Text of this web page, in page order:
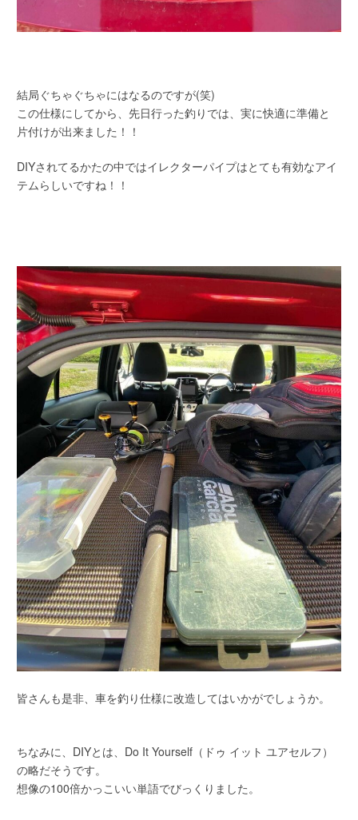
結局ぐちゃぐちゃにはなるのですが(笑)
この仕様にしてから、先日行った釣りでは、実に快適に準備と
片付けが出来ました！！
DIYされてるかたの中ではイレクターパイプはとても有効なアイ
テムらしいですね！！
皆さんも是非、車を釣り仕様に改造してはいかがでしょうか。
ちなみに、DIYとは、Do It Yourself（ドゥ イット ユアセルフ）
の略だそうです。
想像の100倍かっこいい単語でびっくりました。